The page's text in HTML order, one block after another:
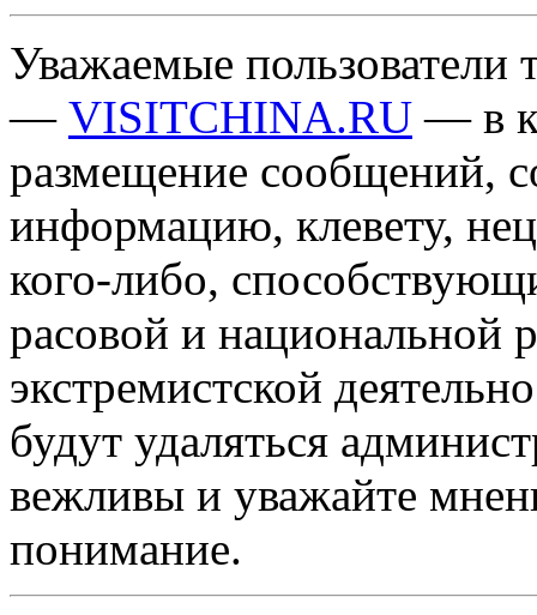
Уважаемые пользователи
— VISITCHINA.RU — в
размещение сообщений,
информацию, клевету,
кого-либо,
расовой и национальной
экстремистской
будут удаляться
вежливы и уважайте
понимание.